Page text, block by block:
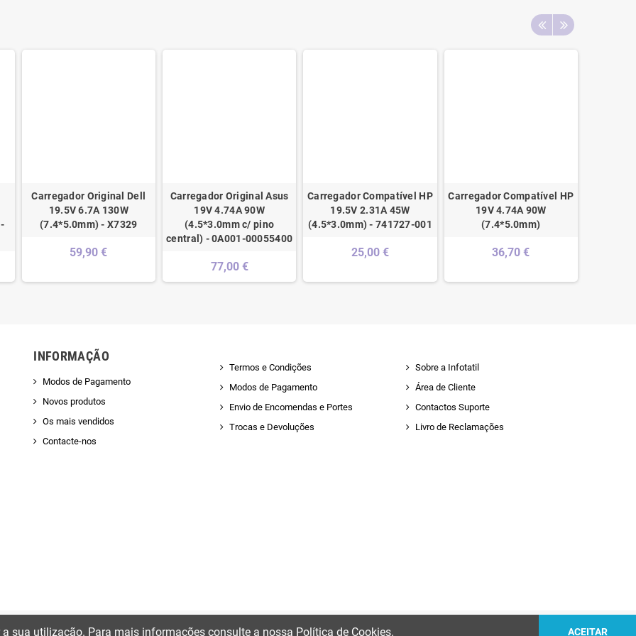
Carregador Original Dell
19.5V 6.7A 130W
(7.4*5.0mm) - X7329
59,90 €
Carregador Original Asus
19V 4.74A 90W
(4.5*3.0mm c/ pino
central) - 0A001-00055400
77,00 €
Carregador Compatível HP
19.5V 2.31A 45W
(4.5*3.0mm) - 741727-001
25,00 €
Carregador Compatível HP
19V 4.74A 90W
(7.4*5.0mm)
36,70 €
INFORMAÇÃO
Modos de Pagamento
Novos produtos
Os mais vendidos
Contacte-nos
Termos e Condições
Modos de Pagamento
Envio de Encomendas e Portes
Trocas e Devoluções
Sobre a Infotatil
Área de Cliente
Contactos Suporte
Livro de Reclamações
sua utilização. Para mais informações consulte a nossa Política de Cookies. ACEITAR